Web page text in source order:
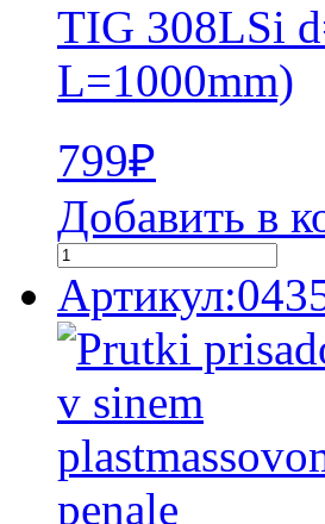
TIG 308LSi
L=1000mm)
799₽
Добавить в